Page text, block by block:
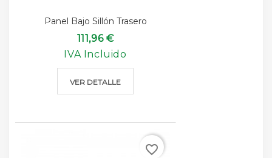
Panel Bajo Sillón Trasero
111,96 €
IVA Incluido
VER DETALLE
favorite_border